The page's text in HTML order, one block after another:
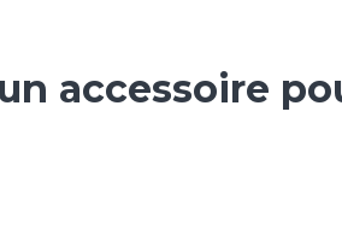
accessoire